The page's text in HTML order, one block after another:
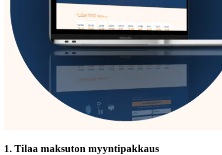
1. Tilaa maksuton myyntipakkaus